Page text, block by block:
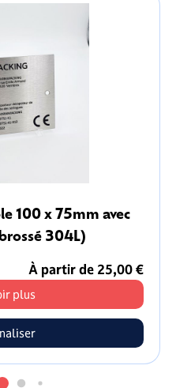
100 x 75mm avec
304L)
À partir de 25,00 €
plus